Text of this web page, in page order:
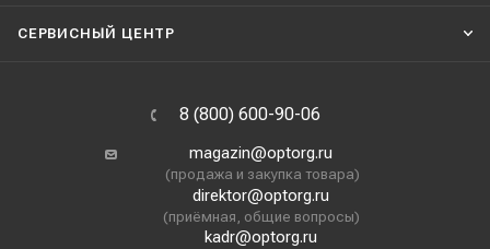
СЕРВИСНЫЙ ЦЕНТР
8 (800) 600-90-06
magazin@optorg.ru
(продажа и закупка товара)
direktor@optorg.ru
(приёмная, общие вопросы)
kadr@optorg.ru